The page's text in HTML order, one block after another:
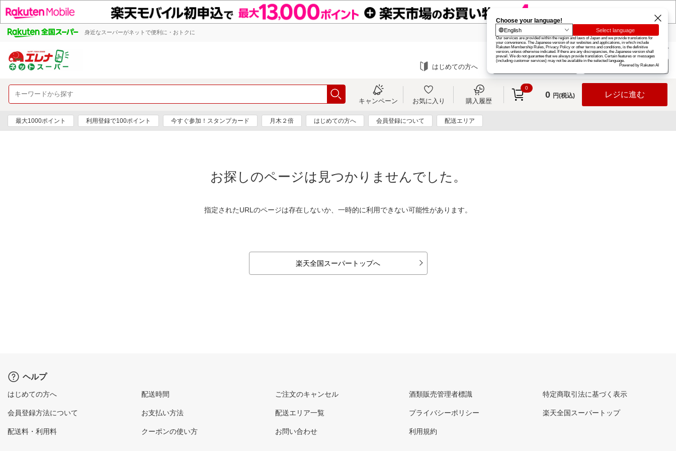
身近なスーパーがネットで便利に・おトクに 楽天グループ カード
お知らせ ヘルプ
はじめての方へ ログイン
キャンペーン お気に入り 購入履歴
0
0 円(税込) レジに進む
最大1000ポイント 利用登録で100ポイント 今すぐ参加！スタンプカード 月木２倍 はじめての方へ 会員登録について 配送エリア
お探しのページは見つかりませんでした。
指定されたURLのページは存在しないか、一時的に利用できない可能性があります。
楽天全国スーパートップへ
ヘルプ
はじめての方へ
会員登録方法について
配送料・利用料
配送時間
お支払い方法
クーポンの使い方
ご注文のキャンセル
配送エリア一覧
お問い合わせ
酒類販売管理者標識
プライバシーポリシー
利用規約
特定商取引法に基づく表示
楽天全国スーパートップ